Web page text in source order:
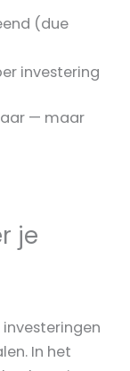
(due
investering
— maar
je
In het